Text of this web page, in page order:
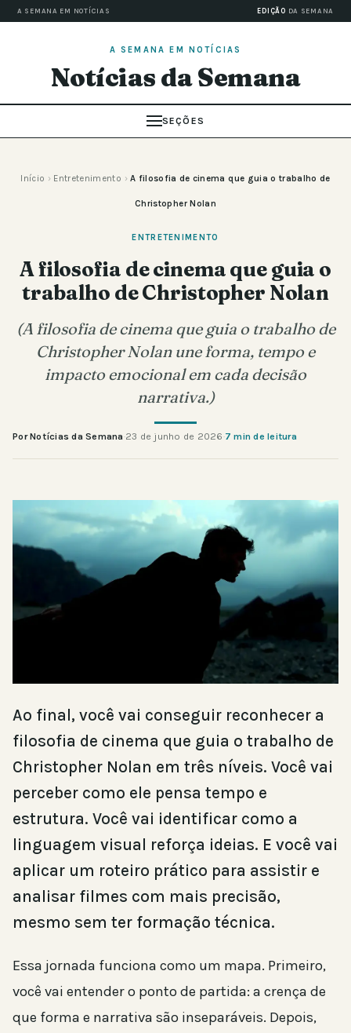
A SEMANA EM NOTÍCIAS EDIÇÃO DA SEMANA
A SEMANA EM NOTÍCIAS
Notícias da Semana
SEÇÕES
Início › Entretenimento › A filosofia de cinema que guia o trabalho de
Christopher Nolan
ENTRETENIMENTO
A filosofia de cinema que guia o
trabalho de Christopher Nolan
(A filosofia de cinema que guia o trabalho de
Christopher Nolan une forma, tempo e
impacto emocional em cada decisão
narrativa.)
Por Notícias da Semana·23 de junho de 2026·7 min de leitura
Ao final, você vai conseguir reconhecer a
filosofia de cinema que guia o trabalho de
Christopher Nolan em três níveis. Você vai
perceber como ele pensa tempo e
estrutura. Você vai identificar como a
linguagem visual reforça ideias. E você vai
aplicar um roteiro prático para assistir e
analisar filmes com mais precisão,
mesmo sem ter formação técnica.
Essa jornada funciona como um mapa. Primeiro,
você vai entender o ponto de partida: a crença de
que forma e narrativa são inseparáveis. Depois,